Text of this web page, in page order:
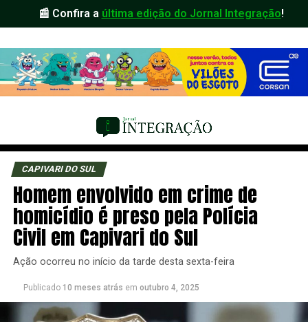
📰 Confira a última edição do Jornal Integração!
CAPIVARI DO SUL
Homem envolvido em crime de
homicídio é preso pela Polícia
Civil em Capivari do Sul
Ação ocorreu no início da tarde desta sexta-feira
Publicado 10 meses atrás em outubro 4, 2025